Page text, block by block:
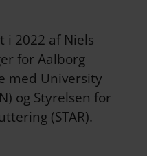
i 2022 af Niels
for Aalborg
med University
og Styrelsen for
(STAR).